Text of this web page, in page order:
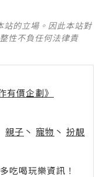
站的立場。因此本站對
性不負任何法律責
有價企劃》
親子 丶 寵物 丶 扮靚
吃喝玩樂資訊！